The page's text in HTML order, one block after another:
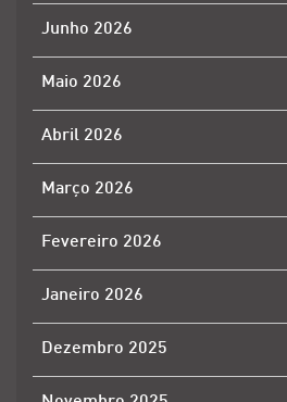
Junho 2026
Maio 2026
Abril 2026
Março 2026
Fevereiro 2026
Janeiro 2026
Dezembro 2025